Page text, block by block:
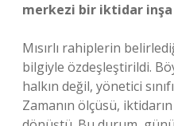
merkezi bir iktidar inşa
Mısırlı rahiplerin
bilgiyle özdeşleştirildi.
halkın değil, yönetici
Zamanın ölçüsü,